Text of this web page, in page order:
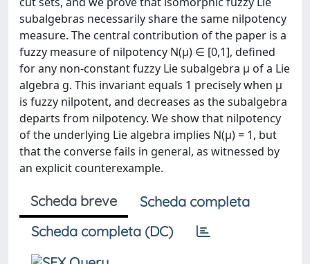
subalgebras necessarily share the same nilpotency
measure. The central contribution of the paper is a
fuzzy measure of nilpotency N(µ) ∈ [0,1], defined
for any non-constant fuzzy Lie subalgebra µ of a Lie
algebra g. This invariant equals 1 precisely when µ
is fuzzy nilpotent, and decreases as the subalgebra
departs from nilpotency. We show that nilpotency
of the underlying Lie algebra implies N(µ) = 1, but
that the converse fails in general, as witnessed by
an explicit counterexample.
Scheda breve
Scheda completa
Scheda completa (DC)